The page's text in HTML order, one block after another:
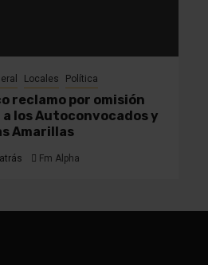
Locales Política
reclamo por omisión
los Autoconvocados y
Amarillas
Fm Alpha